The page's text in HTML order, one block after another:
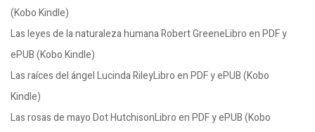
(Kobo Kindle)
Las leyes de la naturaleza humana Robert GreeneLibro en PDF y
ePUB (Kobo Kindle)
Las raíces del ángel Lucinda RileyLibro en PDF y ePUB (Kobo
Kindle)
Las rosas de mayo Dot HutchisonLibro en PDF y ePUB (Kobo